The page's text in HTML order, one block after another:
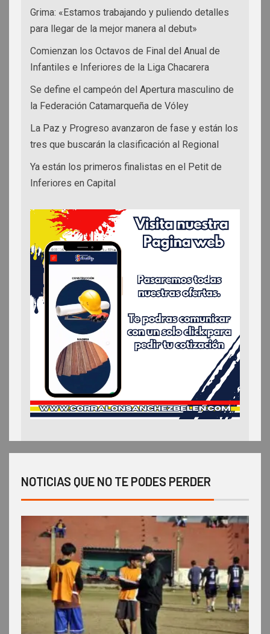
Grima: «Estamos trabajando y puliendo detalles
para llegar de la mejor manera al debut»
Comienzan los Octavos de Final del Anual de
Infantiles e Inferiores de la Liga Chacarera
Se define el campeón del Apertura masculino de
la Federación Catamarqueña de Vóley
La Paz y Progreso avanzaron de fase y están los
tres que buscarán la clasificación al Regional
Ya están los primeros finalistas en el Petit de
Inferiores en Capital
NOTICIAS QUE NO TE PODES PERDER